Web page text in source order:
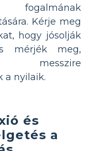
fogalmának
Kérje meg
hogy jósolják
mérjék meg,
messzire
a nyilaik.
és
a